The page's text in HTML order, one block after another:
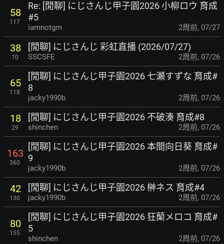
58
117
Re: [閒聊] にじさんじ甲子園2026 小柳ロウ 育成
#5
iamnotgm 2周前, 07/27
38
70
[閒聊] にじさんじ 彩虹直播 (2026/07/27)
SSCSFE 2周前, 07/26
65
118
[閒聊] にじさんじ甲子園2026 七瀬すずな 育成#
8
jacky1990b 2周前, 07/26
18
29
[閒聊] にじさんじ甲子園2026 不破湊 育成#8
shinchen 2周前, 07/26
163
360
[閒聊] にじさんじ甲子園2026 本間向日葵 育成#
9
jacky1990b 2周前, 07/26
42
130
[閒聊] にじさんじ甲子園2026 榊ネス 育成#4
jacky1990b 2周前, 07/26
80
155
[閒聊] にじさんじ甲子園2026 狂蘭メロコ 育成#
5
shinchen 2周前, 07/26